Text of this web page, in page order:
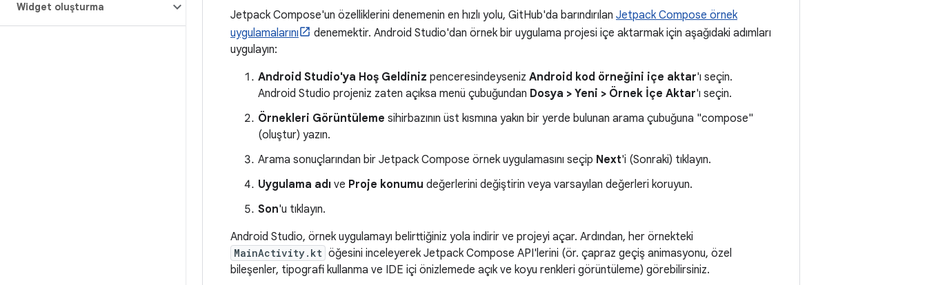
Widget oluşturma
Jetpack Compose'un özelliklerini denemenin en hızlı yolu, GitHub'da barındırılan Jetpack Compose örnek
uygulamalarını
denemektir. Android Studio'dan örnek bir uygulama projesi içe aktarmak için aşağıdaki adımları
uygulayın:
Android Studio'ya Hoş Geldiniz penceresindeyseniz Android kod örneğini içe aktar'ı seçin.
Android Studio projeniz zaten açıksa menü çubuğundan Dosya > Yeni > Örnek İçe Aktar'ı seçin.
Örnekleri Görüntüleme sihirbazının üst kısmına yakın bir yerde bulunan arama çubuğuna "compose"
(oluştur) yazın.
Arama sonuçlarından bir Jetpack Compose örnek uygulamasını seçip Next'i (Sonraki) tıklayın.
Uygulama adı ve Proje konumu değerlerini değiştirin veya varsayılan değerleri koruyun.
Son'u tıklayın.
Android Studio, örnek uygulamayı belirttiğiniz yola indirir ve projeyi açar. Ardından, her örnekteki
MainActivity.kt öğesini inceleyerek Jetpack Compose API'lerini (ör. çapraz geçiş animasyonu, özel
bileşenler, tipografi kullanma ve IDE içi önizlemede açık ve koyu renkleri görüntüleme) görebilirsiniz.